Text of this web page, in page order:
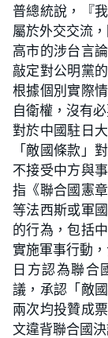
普總統說，『
屬於外交交流
高市的涉台言
敲定對公明黨
根據個別實際
自衛權，沒有必
對於中國駐日
「敵國條款」
不接受中方與
指《聯合國憲
等法西斯或軍
的行為，包括
實施軍事行動
日方認為聯合
議，承認「敵
兩次均投贊成
文違背聯合國決